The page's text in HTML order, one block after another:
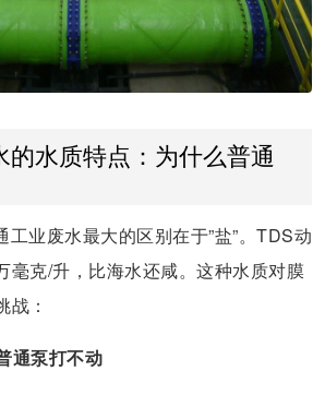
的水质特点：为什么普通
工业废水最大的区别在于”盐”。TDS动
毫克/升，比海水还咸。这种水质对膜
战：
通泵打不动